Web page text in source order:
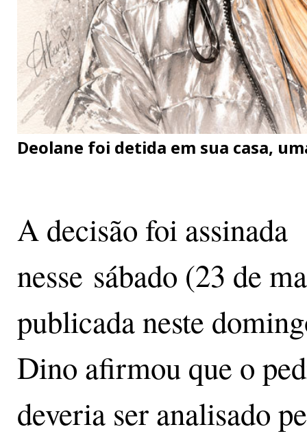
Deolane foi detida em sua casa,
A decisão foi assinada
nesse sábado (23 de
publicada neste
Dino afirmou que o
deveria ser analisado